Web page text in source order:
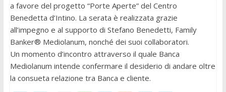
a favore del progetto “Porte Aperte” del Centro
Benedetta d’Intino. La serata è realizzata grazie
all’impegno e al supporto di Stefano Benedetti, Family
Banker® Mediolanum, nonché dei suoi collaboratori.
Un momento d’incontro attraverso il quale Banca
Mediolanum intende confermare il desiderio di andare oltre
la consueta relazione tra Banca e cliente.